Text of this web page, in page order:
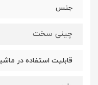
جنس
چینی سخت
قابلیت استفاده در